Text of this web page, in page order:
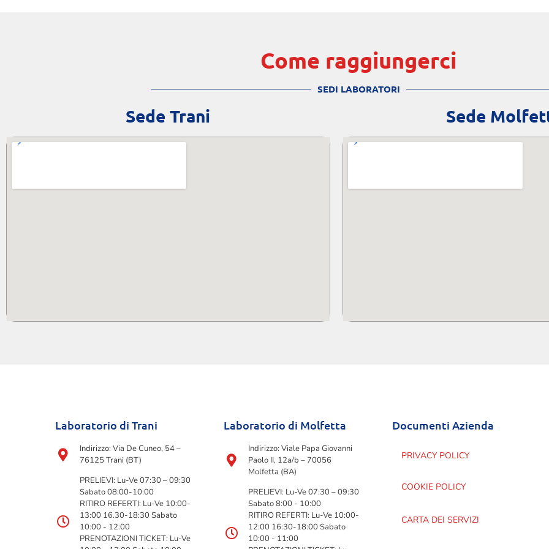
Come raggiungerci
SEDI LABORATORI
Sede Trani Sede
Laboratorio di Trani
Indirizzo: Via De Cuneo, 54 –
76125 Trani (BT)
PRELIEVI: Lu-Ve 07:30 – 09:30
Sabato 08:00-10:00
RITIRO REFERTI: Lu-Ve 10:00-
13:00 16.30-18:30 Sabato
10:00 - 12:00
PRENOTAZIONI TICKET: Lu-Ve
Laboratorio di Molfetta
Indirizzo: Viale Papa Giovanni
Paolo II, 12a/b – 70056
Molfetta (BA)
PRELIEVI: Lu-Ve 07:30 – 09:30
Sabato 8:00 - 10:00
RITIRO REFERTI: Lu-Ve 10:00-
12:00 16:30-18:00 Sabato
10:00 - 11:00
Documenti Azienda
PRIVACY POLICY
COOKIE POLICY
CARTA DEI SERVIZI